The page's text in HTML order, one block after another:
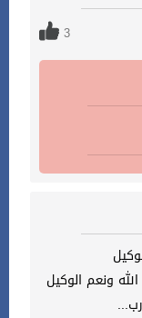
3
ونعم الوكيل